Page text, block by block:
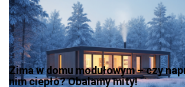
Zima w domu modułowym – czy
nim ciepło? Obalamy mity!